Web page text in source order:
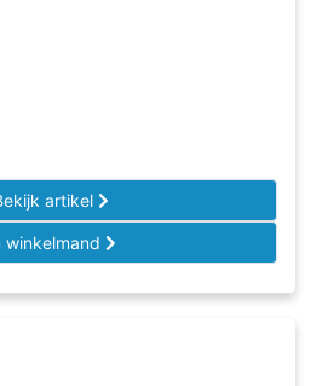
artikel
winkelmand